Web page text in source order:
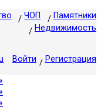
ЧОП
Памятники
Недвижимость
Войти Регистрация